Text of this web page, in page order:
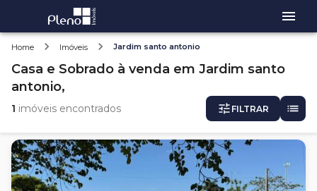
Home Imóveis Jardim santo antonio
Casa e Sobrado à venda em Jardim santo
antonio,
1 imóveis encontrados FILTRAR